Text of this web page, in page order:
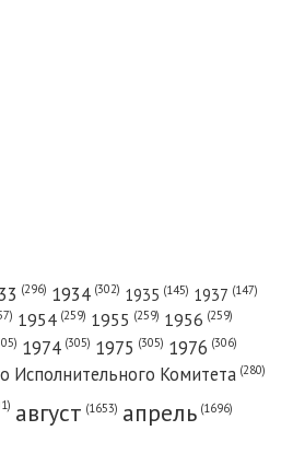
(296) 1934 (302) 1935 (145) 1937 (147)
1954 (259) 1955 (259) 1956 (259)
1974 (305) 1975 (305) 1976 (306)
Исполнительного Комитета (280)
август (1653) апрель (1696)